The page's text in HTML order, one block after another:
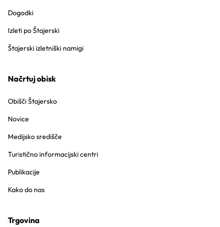
Dogodki
Izleti po Štajerski
Štajerski izletniški namigi
Načrtuj obisk
Obišči Štajersko
Novice
Medijsko središče
Turistično informacijski centri
Publikacije
Kako do nas
Trgovina